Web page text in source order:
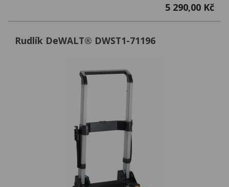
5 290,00 Kč
Rudlík DeWALT® DWST1-71196